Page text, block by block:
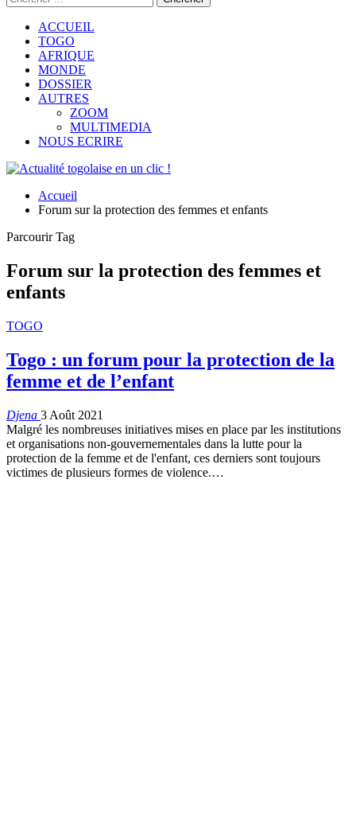
ACCUEIL
TOGO
AFRIQUE
MONDE
DOSSIER
AUTRES
ZOOM
MULTIMEDIA
NOUS ECRIRE
Accueil
Forum sur la protection des femmes et enfants
Parcourir Tag
Forum sur la protection des femmes et
enfants
TOGO
Togo : un forum pour la protection de la
femme et de l’enfant
Djena 3 Août 2021
Malgré les nombreuses initiatives mises en place par les institutions
et organisations non-gouvernementales dans la lutte pour la
protection de la femme et de l'enfant, ces derniers sont toujours
victimes de plusieurs formes de violence.…